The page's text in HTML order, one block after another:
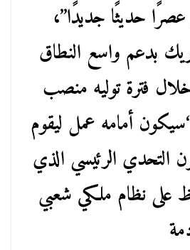
حديثًا جديدًا”،
بدعم واسع النطاق
فترة توليه منصب
أمامه عمل ليقوم
التحدي الرئيسي الذي
على نظام ملكي شعبي